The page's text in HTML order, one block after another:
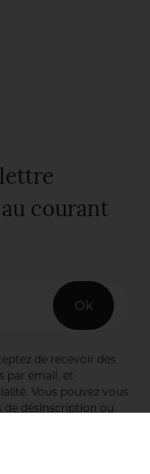
courant
Ok
de recevoir des
par email, et
. Vous pouvez vous
de désinscription ou
: